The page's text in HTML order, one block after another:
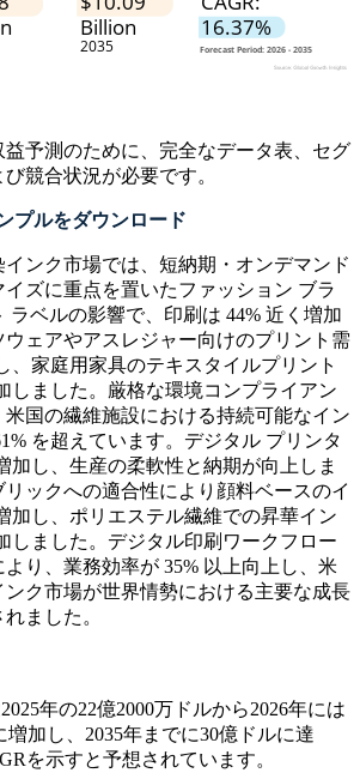
予測のために、 完全なデータ表、セグ
び競合状況が必要です。
プルをダウンロード
ンク市場では、短納期・オンデマンド
イズに重点を置いたファッション ブラ
ラベルの影響で、印刷は 44% 近く増加
ウェアやアスレジャー向けのプリント需
、家庭用家具のテキスタイルプリント
しました。厳格な環境コンプライアン
米国の繊維施設における持続可能なイン
を超えています。デジタル プリンタ
加し、生産の柔軟性と納期が向上しま
リックへの適合性により顔料ベースのイ
加し、ポリエステル繊維での昇華イン
しました。デジタル印刷ワークフロー
り、業務効率が 35% 以上向上し、米
ンク市場が世界情勢における主要な成長
ました。
年の22億2000万ドルから2026年には
増加し、2035年までに30億ドルに達
を示すと予想されています。